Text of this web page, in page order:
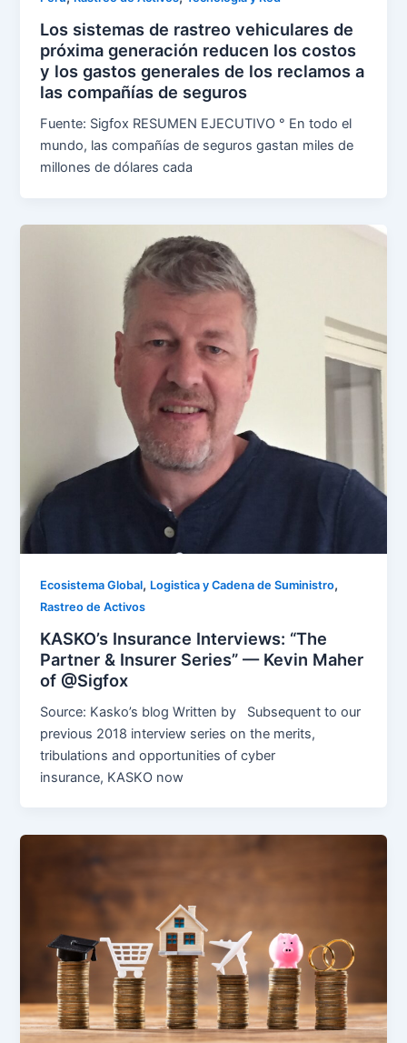
Los sistemas de rastreo vehiculares de
próxima generación reducen los costos
y los gastos generales de los reclamos a
las compañías de seguros
Fuente: Sigfox RESUMEN EJECUTIVO ° En todo el
mundo, las compañías de seguros gastan miles de
millones de dólares cada
Ecosistema Global, Logistica y Cadena de Suministro,
Rastreo de Activos
KASKO’s Insurance Interviews: “The
Partner & Insurer Series” — Kevin Maher
of @Sigfox
Source: Kasko’s blog Written by Subsequent to our
previous 2018 interview series on the merits,
tribulations and opportunities of cyber
insurance, KASKO now